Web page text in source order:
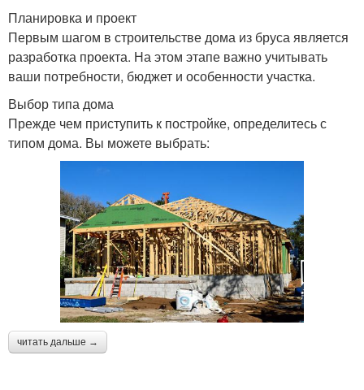
Планировка и проект
Первым шагом в строительстве дома из бруса является
разработка проекта. На этом этапе важно учитывать
ваши потребности, бюджет и особенности участка.
Выбор типа дома
Прежде чем приступить к постройке, определитесь с
типом дома. Вы можете выбрать:
читать дальше →